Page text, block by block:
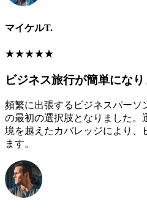
マイケルT.
★★★★★
ビジネス旅行が簡単にな
頻繁に出張するビジネスパーソ
の最初の選択肢となりました。
境を越えたカバレッジにより、
ます。